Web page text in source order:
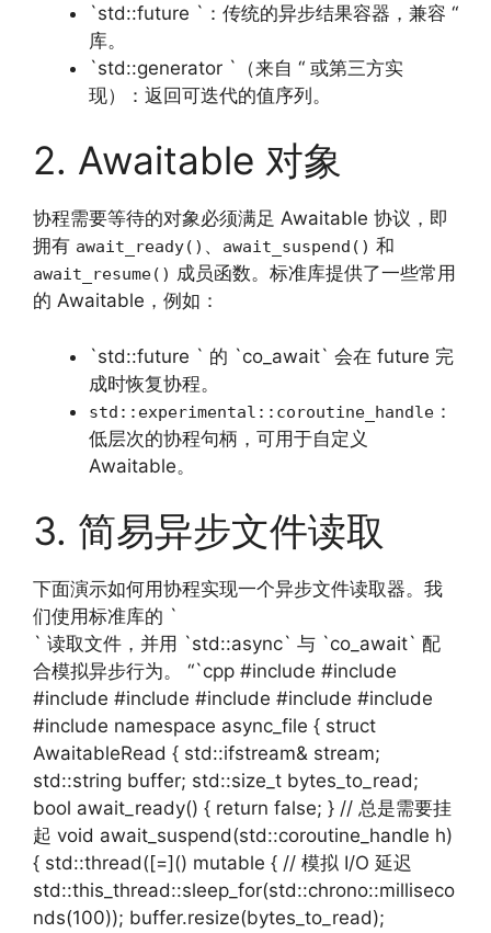
`std::future `：传统的异步结果容器，兼容 “
库。
`std::generator `（来自 “ 或第三方实
现）：返回可迭代的值序列。
2. Awaitable 对象
协程需要等待的对象必须满足 Awaitable 协议，即
拥有 await_ready() 、 await_suspend() 和
await_resume() 成员函数。标准库提供了一些常用
的 Awaitable，例如：
`std::future ` 的 `co_await` 会在 future 完
成时恢复协程。
std::experimental::coroutine_handle ：
低层次的协程句柄，可用于自定义
Awaitable。
3. 简易异步文件读取
下面演示如何用协程实现一个异步文件读取器。我
们使用标准库的 `
` 读取文件，并用 `std::async` 与 `co_await` 配
合模拟异步行为。 “`cpp #include #include
#include #include #include #include #include
#include namespace async_file { struct
AwaitableRead { std::ifstream& stream;
std::string buffer; std::size_t bytes_to_read;
bool await_ready() { return false; } // 总是需要挂
起 void await_suspend(std::coroutine_handle h)
{ std::thread([=]() mutable { // 模拟 I/O 延迟
std::this_thread::sleep_for(std::chrono::milliseco
nds(100)); buffer.resize(bytes_to_read);